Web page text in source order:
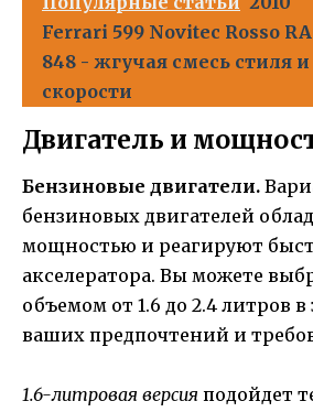
Ferrari 599 Novitec Rosso
848 - жгучая смесь стиля и
скорости
Двигатель и
Бензиновые двигатели.
бензиновых двигателей
мощностью и реагируют
акселератора. Вы можете
объемом от 1.6 до 2.4 литров
ваших предпочтений и
1.6-литровая версия подойдет